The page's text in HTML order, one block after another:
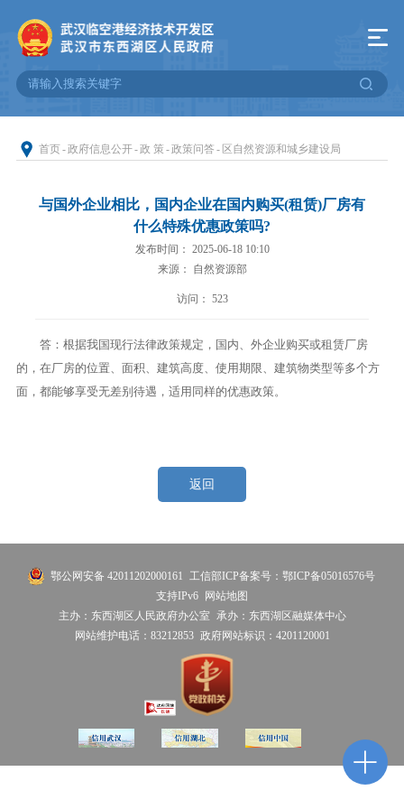
首页-政府信息公开-政 策 -政策问答 - 区自然资源和城乡建设局
与国外企业相比，国内企业在国内购买(租赁)厂房有
什么特殊优惠政策吗?
发布时间： 2025-06-18 10:10
来源： 自然资源部
访问： 523
答：根据我国现行法律政策规定，国内、外企业购买或租赁厂房
的，在厂房的位置、面积、建筑高度、使用期限、建筑物类型等多个方
面，都能够享受无差别待遇，适用同样的优惠政策。
返回
鄂公网安备 42011202000161 工信部ICP备案号：鄂ICP备05016576号
支持IPv6
网站地图
主办：东西湖区人民政府办公室 承办：东西湖区融媒体中心
网站维护电话：83212853 政府网站标识：4201120001